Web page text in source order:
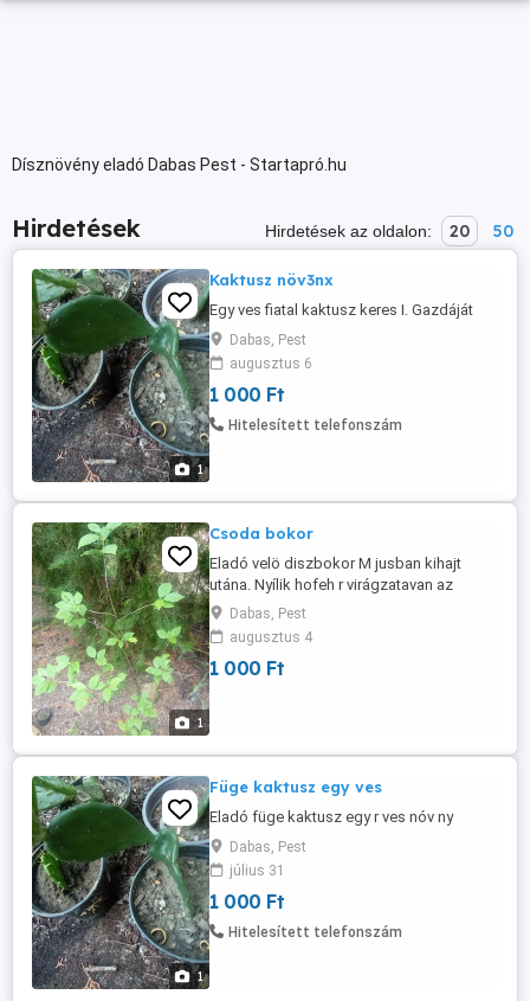
Dísznövény eladó Dabas Pest - Startapró.hu
Hirdetések Hirdetések az oldalon: 20 50
1
Kaktusz növ3nx
Egy ves fiatal kaktusz keres I. Gazdáját
Dabas, Pest
augusztus 6
1 000 Ft
Hitelesített telefonszám
1
Csoda bokor
Eladó velö diszbokor M jusban kihajt
utána. Nyílik hofeh r virágzatavan az
orgonához hasonlit
Dabas, Pest
augusztus 4
1 000 Ft
1
Füge kaktusz egy ves
Eladó füge kaktusz egy r ves nóv ny
Dabas, Pest
július 31
1 000 Ft
Hitelesített telefonszám